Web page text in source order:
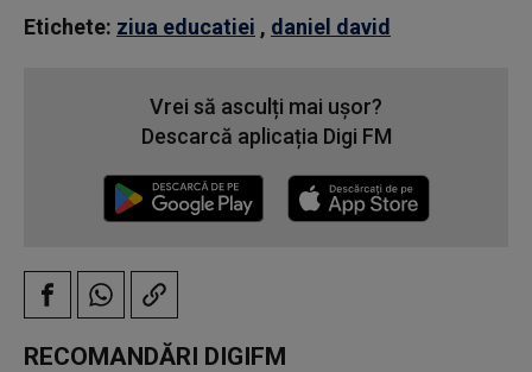
Etichete: ziua educatiei , daniel david
Vrei să asculți mai ușor?
Descarcă aplicația Digi FM
RECOMANDĂRI DIGIFM